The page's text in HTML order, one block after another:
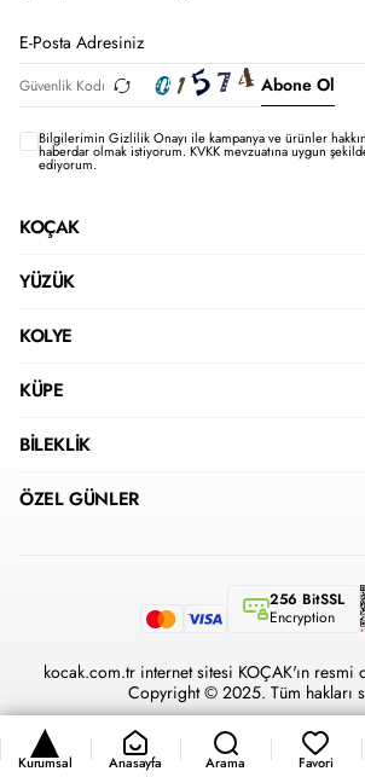
Kurumsal Anasayfa Arama Favori
Abone Ol
Bilgilerimin Gizlilik Onayı ile kampanya ve ürünler
haberdar olmak istiyorum.KVKK mevzuatına uygun
ediyorum.
KOÇAK
YÜZÜK
KOLYE
KÜPE
BİLEKLİK
ÖZEL GÜNLER
256 BitSSL
Encryption
kocak.com.tr internet sitesi KOÇAK'ın resmi
Copyright © 2025. Tüm hakları
Hipotenüs Yeni Nesil E-Ticaret Sistemleri ile